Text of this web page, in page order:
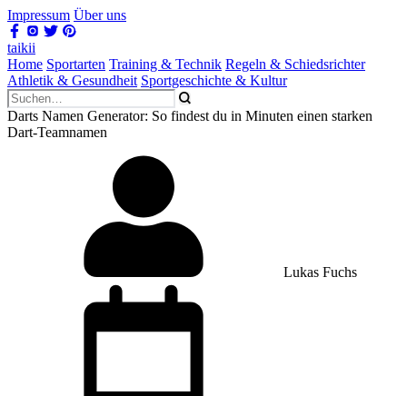
Impressum Über uns
taikii
Home Sportarten Training & Technik Regeln & Schiedsrichter
Athletik & Gesundheit Sportgeschichte & Kultur
Darts Namen Generator: So findest du in Minuten einen starken
Dart-Teamnamen
Lukas Fuchs